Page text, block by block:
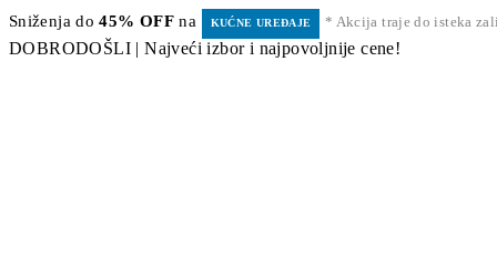
Sniženja do45% OFF na KUĆNE UREĐAJE * Akcija traje do isteka
DOBRODOŠLI | Najveći izbor i najpovoljnije cene!